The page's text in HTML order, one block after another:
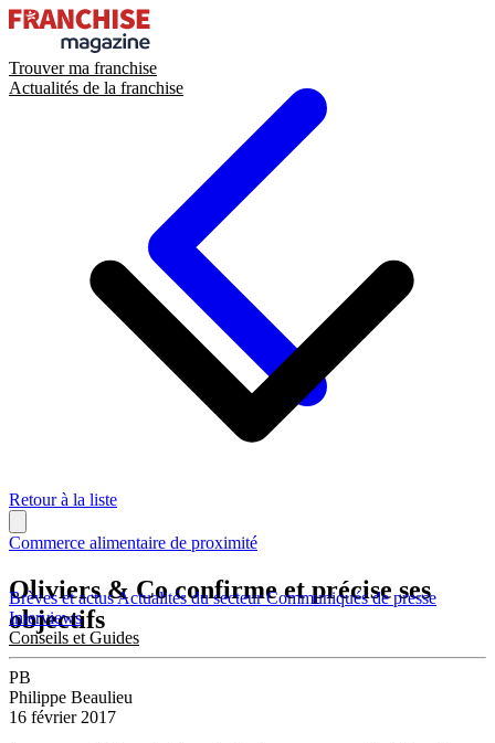
Trouver ma franchise
Actualités de la franchise
Brèves et actusActualités du secteurCommuniqués de presse
Interviews
Conseils et Guides
Retour à la liste
Commerce alimentaire de proximité
Oliviers & Co confirme et précise ses
objectifs
PB
Philippe Beaulieu
16 février 2017